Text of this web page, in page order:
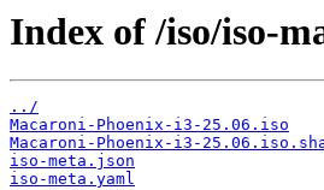
Index of /iso/iso-
../
Macaroni-Phoenix-i3-25.06.iso
Macaroni-Phoenix-i3-
iso-meta.json
iso-meta.yaml